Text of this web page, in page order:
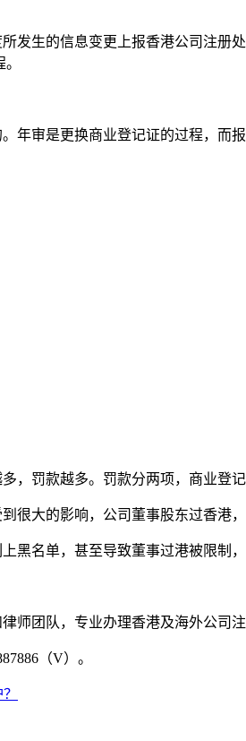
发生的信息变更上报香港公司注册
年审是更换商业登记证的过程，而
，罚款越多。罚款分两项，商业登
很大的影响，公司董事股东过香港，
名单，甚至导致董事过港被限制
团队，专业办理香港及海外公司
（V）。